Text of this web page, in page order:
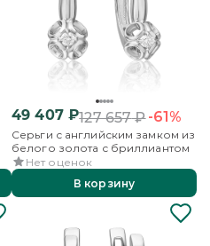
49 407₽127 657₽-61%
Серьги с английским замком из
белого золота с бриллиантом
Нет оценок
В корзину